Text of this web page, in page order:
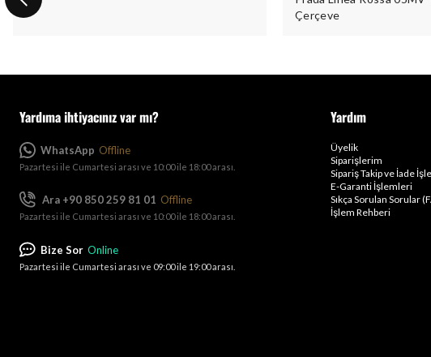
Çerçeve
Yardıma ihtiyacınız var mı?
WhatsApp Offline
Pazartesi ile Cumartesi arası ve 10:00 ile 18:00 arası.
Ara +90 850 259 81 01 Offline
Pazartesi ile Cumartesi arası ve 10:00 ile 18:00 arası.
Bize Sor Online
Pazartesi ile Cumartesi arası ve 09:00 ile 19:00 arası.
Yardım
Üyelik
Siparişlerim
Sipariş Takip ve İade
E-Garanti İşlemleri
Sıkça Sorulan Sorular
İşlem Rehberi